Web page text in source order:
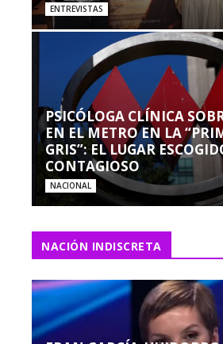
ENTREVISTAS
PSICÓLOGA CLÍNICA
EN EL METRO EN LA
GRIS”: EL LUGAR
CONTAGIOSO
NACIONAL
NACIÓN INDISCRETA